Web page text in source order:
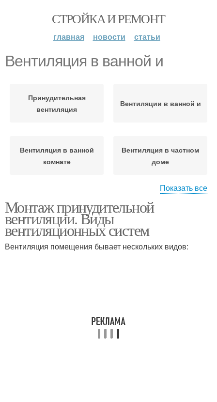
СТРОЙКА И РЕМОНТ
главная новости статьи
Вентиляция в ванной и
Принудительная
вентиляция
Вентиляции в ванной и
Вентиляция в ванной
комнате
Вентиляция в частном
доме
Вентиляции в частном
доме
Вентиляция в
каркасном доме
Показать все
Монтаж принудительной
вентиляции. Виды
вентиляционных систем
Вентиляция помещения бывает нескольких видов: